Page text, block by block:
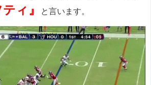
ィ』 と言います。